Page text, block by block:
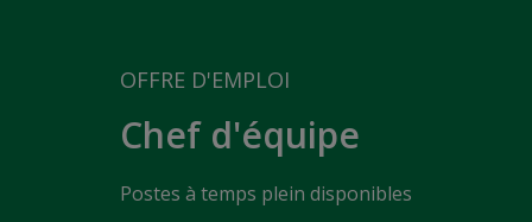
OFFRE D'EMPLOI
Chef d'équipe
Postes à temps plein disponibles